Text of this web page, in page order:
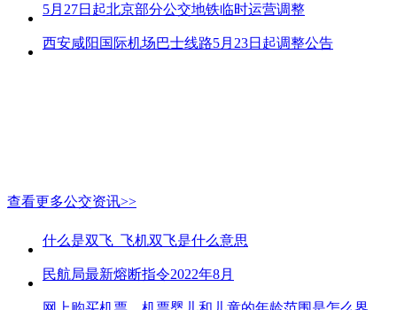
5月27日起北京部分公交地铁临时运营调整
西安咸阳国际机场巴士线路5月23日起调整公告
查看更多公交资讯>>
什么是双飞_飞机双飞是什么意思
民航局最新熔断指令2022年8月